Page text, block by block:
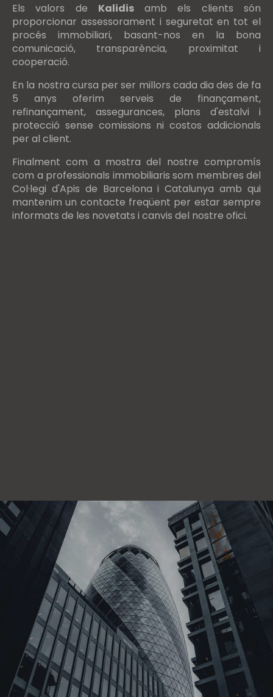
Els valors de Kalidisamb els clients són
proporcionar assessorament i seguretat en tot el
procés immobiliari, basant-nos en la bona
comunicació, transparència, proximitat i
cooperació.
En la nostra cursa per ser millors cada dia des de fa
5 anys oferim serveis de finançament,
refinançament, assegurances, plans d'estalvi i
protecció sense comissions ni costos addicionals
per al client.
Finalment com a mostra del nostre compromís
com a professionals immobiliaris som membres del
Col·legi d'Apis de Barcelona i Catalunya amb qui
mantenim un contacte freqüent per estar sempre
informats de les novetats i canvis del nostre ofici.